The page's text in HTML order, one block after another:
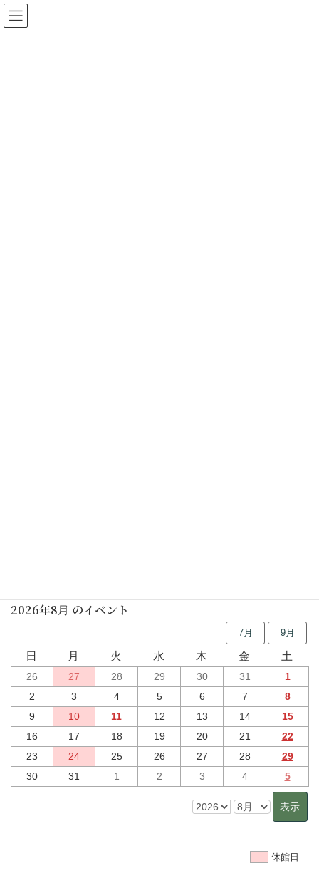
2026年8月 のイベント
7月 9月
日 月 火 水 木 金 土
26 27 28 29 30 31
1
2
3 4 5 6 7
8
9
10 11 12 13 14
15
16
17 18 19 20 21
22
23
24 25 26 27 28
29
30
31 1 2 3 4 5
休館日